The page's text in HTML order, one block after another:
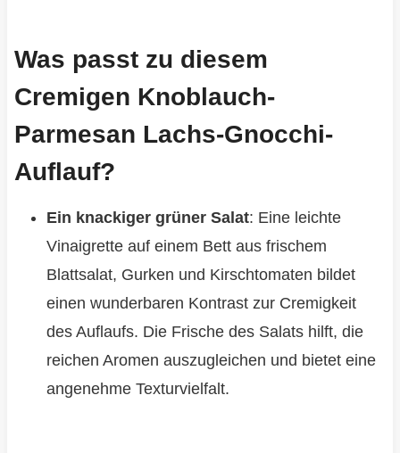
Was passt zu diesem
Cremigen Knoblauch-
Parmesan Lachs-Gnocchi-
Auflauf?
Ein knackiger grüner Salat: Eine leichte
Vinaigrette auf einem Bett aus frischem
Blattsalat, Gurken und Kirschtomaten bildet
einen wunderbaren Kontrast zur Cremigkeit
des Auflaufs. Die Frische des Salats hilft, die
reichen Aromen auszugleichen und bietet eine
angenehme Texturvielfalt.